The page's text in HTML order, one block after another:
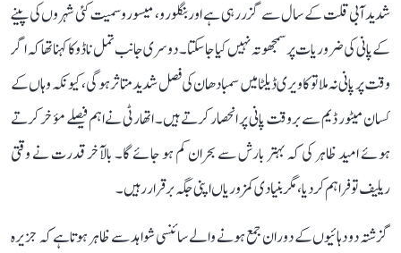
شدید آبی قلت کے سال سے گزر رہی ہے اور بنگلورو، میسورو سمیت کئی شہروں کی پینے
کے پانی کی ضروریات پر سمجھوتہ نہیں کیا جا سکتا۔ دوسری جانب تمل ناڈو کا کہنا تھا کہ اگر
وقت پر پانی نہ ملا تو کاویری ڈیلٹا میں سمبا دھان کی فصل شدید متاثر ہوگی، کیونکہ وہاں کے
کسان میٹور ڈیم سے بروقت پانی پر انحصار کرتے ہیں۔ اتھارٹی نے اہم فیصلے مؤخر کرتے
ہوئے امید ظاہر کی کہ بہتر بارش سے بحران کم ہو جائے گا۔ بالآخر قدرت نے وقتی
ریلیف تو فراہم کر دیا، مگر بنیادی کمزوریاں اپنی جگہ برقرار رہیں۔
گزشتہ دو دہائیوں کے دوران جمع ہونے والے سائنسی شواہد سے ظاہر ہوتا ہے کہ جزیرہ